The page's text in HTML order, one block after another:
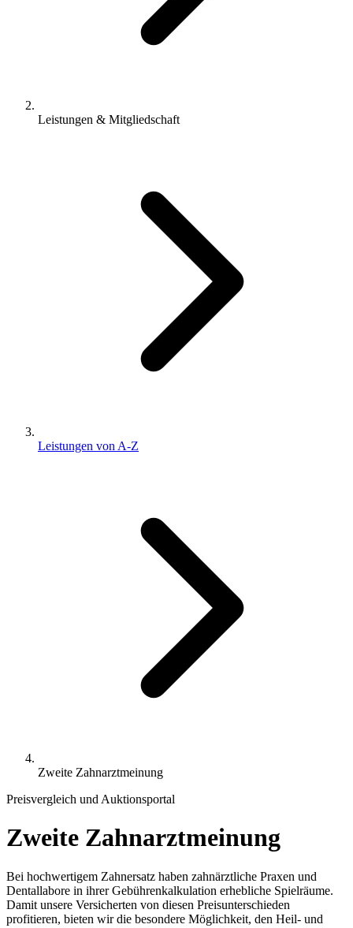
Leistungen & Mitgliedschaft
Leistungen von A-Z
Zweite Zahnarztmeinung
Preisvergleich und Auktionsportal
Zweite Zahnarztmeinung
Bei hochwertigem Zahnersatz haben zahnärztliche Praxen und
Dentallabore in ihrer Gebührenkalkulation erhebliche Spielräume.
Damit unsere Versicherten von diesen Preisunterschieden
profitieren, bieten wir die besondere Möglichkeit, den Heil- und